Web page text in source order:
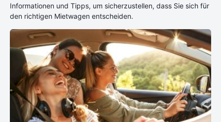
Informationen und Tipps, um sicherzustellen, dass Sie sich für
den richtigen Mietwagen entscheiden.